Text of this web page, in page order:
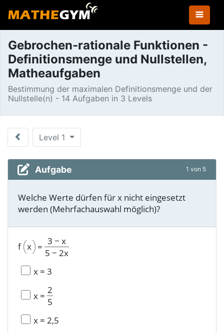
Gebrochen-rationale Funktionen -
Definitionsmenge und Nullstellen,
Matheaufgaben
Bestimmung der maximalen Definitionsmenge und der
Nullstelle(n) - 14 Aufgaben in 3 Levels
Level 1
Aufgabe 1 von 5
Welche Werte dürfen für x nicht eingesetzt
werden (Mehrfachauswahl möglich)?
f x =
3 − x
5 − 2x
x = 3
x =
2
5
x = 2,5